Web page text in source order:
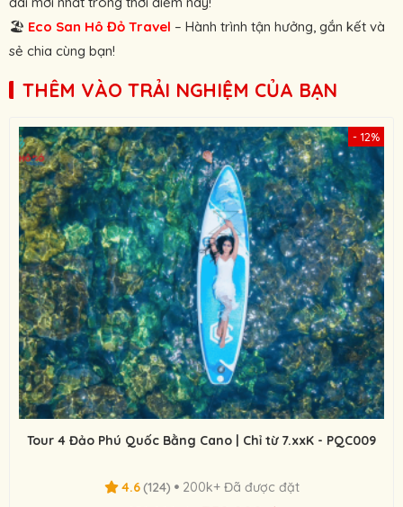
🏖 Eco San Hô Đỏ Travel – Hành trình tận hưởng, gắn kết và
sẻ chia cùng bạn!
THÊM VÀO TRẢI NGHIỆM CỦA BẠN
- 12%
Tour 4 Đảo Phú Quốc Bằng Cano | Chỉ từ 7.xxK - PQC009
4.6(124) 200k+ Đã được đặt